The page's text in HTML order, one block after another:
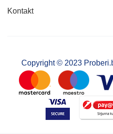
Kontakt
Copyright © 2023